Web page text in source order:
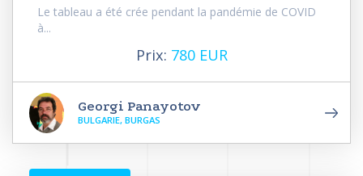
Le tableau a été crée pendant la pandémie de COVID
à...
Prix: 780 EUR
Georgi Panayotov
BULGARIE, BURGAS